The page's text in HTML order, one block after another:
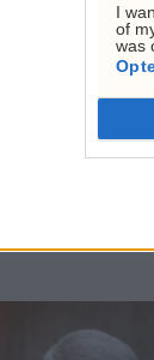
I
of
was
eget